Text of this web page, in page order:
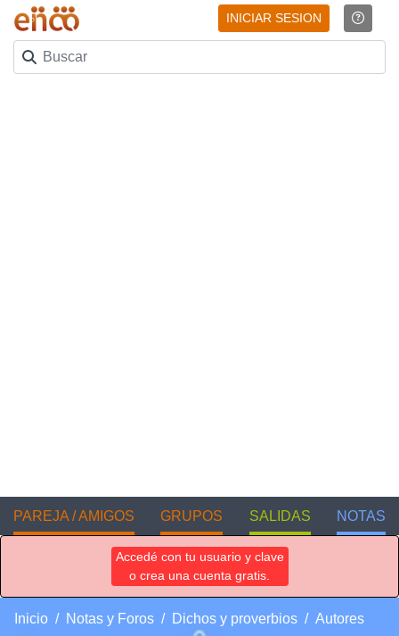
INICIAR SESION
PAREJA / AMIGOS GRUPOS SALIDAS NOTAS
Accedé con tu usuario y clave
o crea una cuenta gratis.
Inicio Notas y Foros Dichos y proverbios Autores